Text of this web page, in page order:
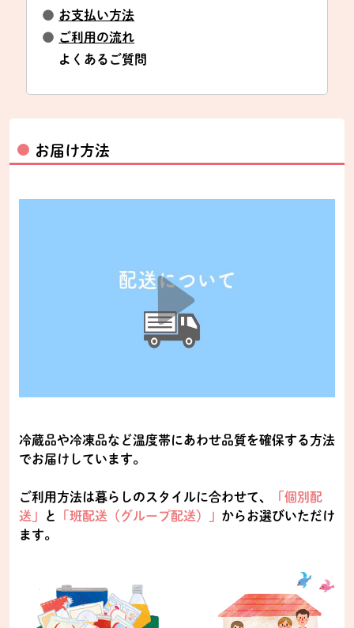
● お支払い方法
● ご利用の流れ
よくあるご質問
お届け方法
冷蔵品や冷凍品など温度帯にあわせ品質を確保する方法
でお届けしています。
ご利用方法は暮らしのスタイルに合わせて、
「個別配
送」
と 「班配送（グループ配送）」 からお選びいただけ
ます。